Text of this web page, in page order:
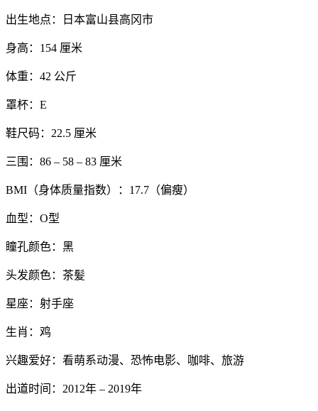
出生地点：日本富山县高冈市
身高：154 厘米
体重：42 公斤
罩杯：E
鞋尺码：22.5 厘米
三围：86 – 58 – 83 厘米
BMI（身体质量指数）：17.7（偏瘦）
血型：O型
瞳孔颜色：黑
头发颜色：茶髪
星座：射手座
生肖：鸡
兴趣爱好：看萌系动漫、恐怖电影、咖啡、旅游
出道时间：2012年 – 2019年